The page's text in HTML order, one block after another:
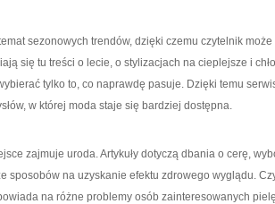
sezonowych trendów, dzięki czemu czytelnik
się tu treści o lecie, o stylizacjach na cieplejsze i
tylko to, co naprawdę pasuje. Dzięki temu
w której moda staje się bardziej dostępna.
zajmuje uroda. Artykuły dotyczą dbania o cerę,
sposobów na uzyskanie efektu zdrowego wyglądu.
na różne problemy osób zainteresowanych